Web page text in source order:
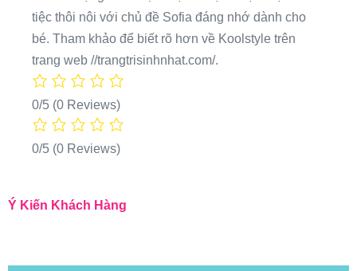
tiệc thôi nôi với chủ đề Sofia đáng nhớ dành cho
bé. Tham khảo để biết rõ hơn về Koolstyle trên
trang web //trangtrisinhnhat.com/.
0/5 (0 Reviews)
0/5 (0 Reviews)
Ý Kiến Khách Hàng